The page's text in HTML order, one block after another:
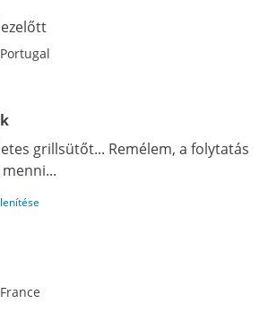
grillsütőt... Remélem, a folytatás